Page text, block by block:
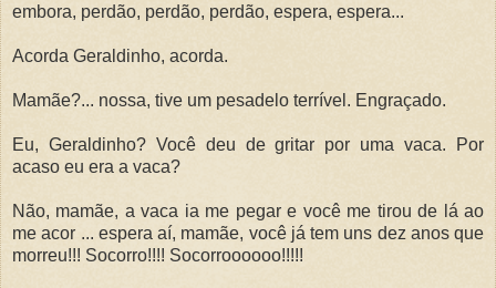
embora, perdão, perdão, perdão, espera, espera...
Acorda Geraldinho, acorda.
Mamãe?... nossa, tive um pesadelo terrível. Engraçado.
Eu, Geraldinho? Você deu de gritar por uma vaca. Por
acaso eu era a vaca?
Não, mamãe, a vaca ia me pegar e você me tirou de lá ao
me acor ... espera aí, mamãe, você já tem uns dez anos que
morreu!!! Socorro!!!! Socorroooooo!!!!!